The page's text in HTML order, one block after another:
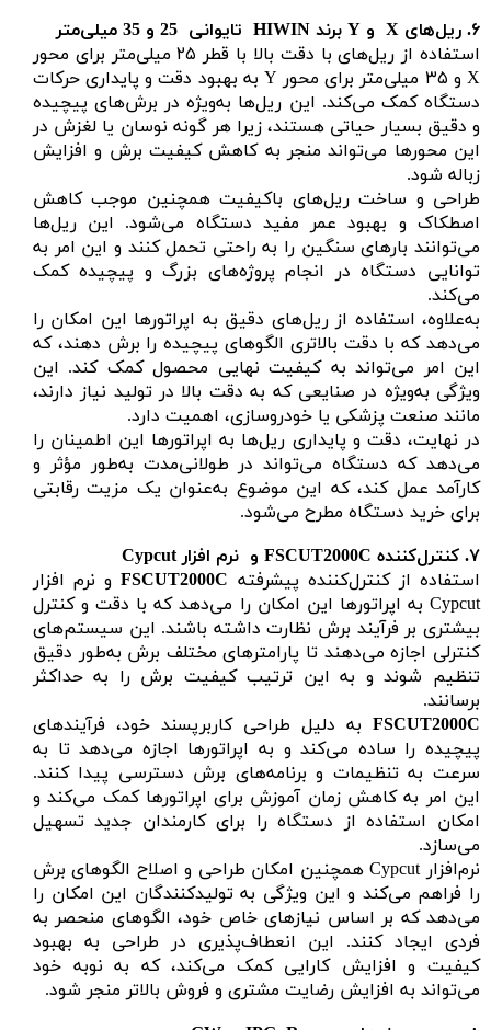
۶. ریل‌های X و Y برند HIWIN تایوانی 25 و 35 میلی‌متر
استفاده از ریل‌های با دقت بالا با قطر ۲۵ میلی‌متر برای محور
X و ۳۵ میلی‌متر برای محور Y به بهبود دقت و پایداری حرکات
دستگاه کمک می‌کند. این ریل‌ها به‌ویژه در برش‌های پیچیده
و دقیق بسیار حیاتی هستند، زیرا هر گونه نوسان یا لغزش در
این محورها می‌تواند منجر به کاهش کیفیت برش و افزایش
زباله شود.
طراحی و ساخت ریل‌های باکیفیت همچنین موجب کاهش
اصطکاک و بهبود عمر مفید دستگاه می‌شود. این ریل‌ها
می‌توانند بارهای سنگین را به راحتی تحمل کنند و این امر به
توانایی دستگاه در انجام پروژه‌های بزرگ و پیچیده کمک
می‌کند.
به‌علاوه، استفاده از ریل‌های دقیق به اپراتورها این امکان را
می‌دهد که با دقت بالاتری الگوهای پیچیده را برش دهند، که
این امر می‌تواند به کیفیت نهایی محصول کمک کند. این
ویژگی به‌ویژه در صنایعی که به دقت بالا در تولید نیاز دارند،
مانند صنعت پزشکی یا خودروسازی، اهمیت دارد.
در نهایت، دقت و پایداری ریل‌ها به اپراتورها این اطمینان را
می‌دهد که دستگاه می‌تواند در طولانی‌مدت به‌طور مؤثر و
کارآمد عمل کند، که این موضوع به‌عنوان یک مزیت رقابتی
برای خرید دستگاه مطرح می‌شود.
۷. کنترل‌کننده FSCUT2000C و نرم ‌افزار Cypcut
استفاده از کنترل‌کننده پیشرفته FSCUT2000C و نرم ‌افزار
Cypcut به اپراتورها این امکان را می‌دهد که با دقت و کنترل
بیشتری بر فرآیند برش نظارت داشته باشند. این سیستم‌های
کنترلی اجازه می‌دهند تا پارامترهای مختلف برش به‌طور دقیق
تنظیم شوند و به این ترتیب کیفیت برش را به حداکثر
برسانند.
FSCUT2000C به دلیل طراحی کاربرپسند خود، فرآیندهای
پیچیده را ساده می‌کند و به اپراتورها اجازه می‌دهد تا به
سرعت به تنظیمات و برنامه‌های برش دسترسی پیدا کنند.
این امر به کاهش زمان آموزش برای اپراتورها کمک می‌کند و
امکان استفاده از دستگاه را برای کارمندان جدید تسهیل
می‌سازد.
نرم‌افزار Cypcut همچنین امکان طراحی و اصلاح الگوهای برش
را فراهم می‌کند و این ویژگی به تولیدکنندگان این امکان را
می‌دهد که بر اساس نیازهای خاص خود، الگوهای منحصر به
فردی ایجاد کنند. این انعطاف‌پذیری در طراحی به بهبود
کیفیت و افزایش کارایی کمک می‌کند، که به نوبه خود
می‌تواند به افزایش رضایت مشتری و فروش بالاتر منجر شود.